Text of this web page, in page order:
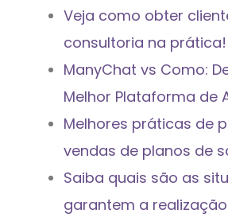
Veja como obter
consultoria na prática!
ManyChat vs Como:
Melhor Plataforma de
Melhores práticas de
vendas de planos de
Saiba quais são as
garantem a